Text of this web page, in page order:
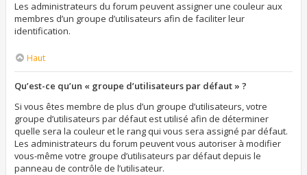
Les administrateurs du forum peuvent assigner une couleur aux
membres d’un groupe d’utilisateurs afin de faciliter leur
identification.
Haut
Qu’est-ce qu’un « groupe d’utilisateurs par défaut » ?
Si vous êtes membre de plus d’un groupe d’utilisateurs, votre
groupe d’utilisateurs par défaut est utilisé afin de déterminer
quelle sera la couleur et le rang qui vous sera assigné par défaut.
Les administrateurs du forum peuvent vous autoriser à modifier
vous-même votre groupe d’utilisateurs par défaut depuis le
panneau de contrôle de l’utilisateur.